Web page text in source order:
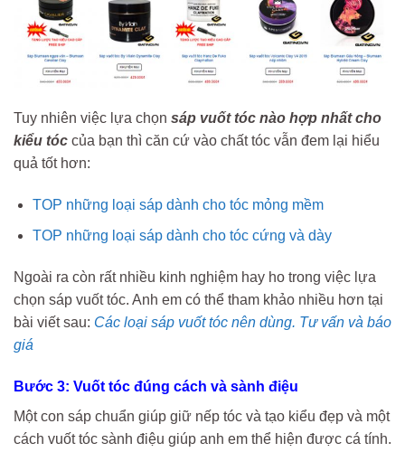
Tuy nhiên việc lựa chọn sáp vuốt tóc nào hợp nhất cho
kiểu tóc của bạn thì căn cứ vào chất tóc vẫn đem lại hiểu
quả tốt hơn:
TOP những loại sáp dành cho tóc mỏng mềm
TOP những loại sáp dành cho tóc cứng và dày
Ngoài ra còn rất nhiều kinh nghiệm hay ho trong việc lựa
chọn sáp vuốt tóc. Anh em có thể tham khảo nhiều hơn tại
bài viết sau: Các loại sáp vuốt tóc nên dùng. Tư vấn và báo
giá
Bước 3: Vuốt tóc đúng cách và sành điệu
Một con sáp chuẩn giúp giữ nếp tóc và tạo kiểu đẹp và một
cách vuốt tóc sành điệu giúp anh em thể hiện được cá tính.